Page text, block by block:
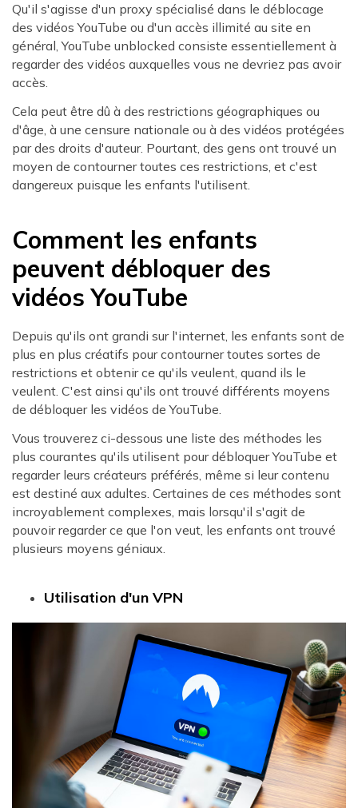
Qu'il s'agisse d'un proxy spécialisé dans le déblocage
des vidéos YouTube ou d'un accès illimité au site en
général, YouTube unblocked consiste essentiellement à
regarder des vidéos auxquelles vous ne devriez pas avoir
accès.
Cela peut être dû à des restrictions géographiques ou
d'âge, à une censure nationale ou à des vidéos protégées
par des droits d'auteur. Pourtant, des gens ont trouvé un
moyen de contourner toutes ces restrictions, et c'est
dangereux puisque les enfants l'utilisent.
Comment les enfants
peuvent débloquer des
vidéos YouTube
Depuis qu'ils ont grandi sur l'internet, les enfants sont de
plus en plus créatifs pour contourner toutes sortes de
restrictions et obtenir ce qu'ils veulent, quand ils le
veulent. C'est ainsi qu'ils ont trouvé différents moyens
de débloquer les vidéos de YouTube.
Vous trouverez ci-dessous une liste des méthodes les
plus courantes qu'ils utilisent pour débloquer YouTube et
regarder leurs créateurs préférés, même si leur contenu
est destiné aux adultes. Certaines de ces méthodes sont
incroyablement complexes, mais lorsqu'il s'agit de
pouvoir regarder ce que l'on veut, les enfants ont trouvé
plusieurs moyens géniaux.
Utilisation d'un VPN